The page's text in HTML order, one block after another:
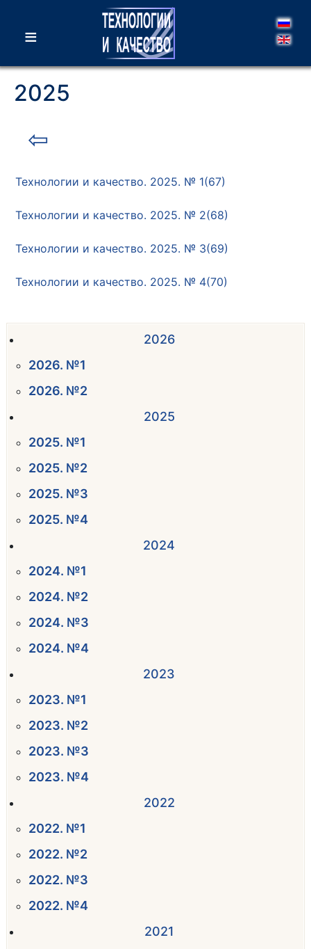
≡
2025
⇦
Технологии и качество. 2025. № 1(67)
Технологии и качество. 2025. № 2(68)
Технологии и качество. 2025. № 3(69)
Технологии и качество. 2025. № 4(70)
2026
2026. №1
2026. №2
2025
2025. №1
2025. №2
2025. №3
2025. №4
2024
2024. №1
2024. №2
2024. №3
2024. №4
2023
2023. №1
2023. №2
2023. №3
2023. №4
2022
2022. №1
2022. №2
2022. №3
2022. №4
2021